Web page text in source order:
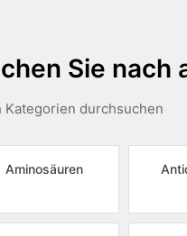
Sie nach
Kategorien durchsuchen
Aminosäuren